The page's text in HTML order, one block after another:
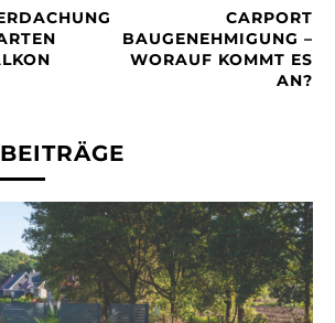
CARPORT
BAUGENEHMIGUNG –
WORAUF KOMMT ES
AN?